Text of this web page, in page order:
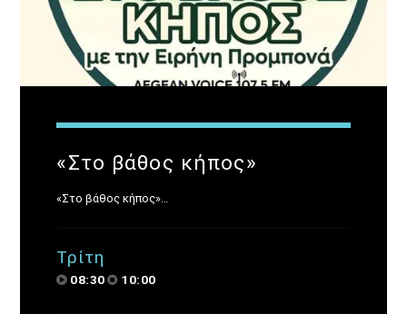
«Στο βάθος κήπος»
«Στο βάθος κήπος»…
Τρίτη
08:30 10:00